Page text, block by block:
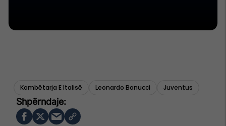
Kombëtarja E Italisë Leonardo Bonucci Juventus